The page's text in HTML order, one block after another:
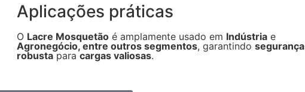
Aplicações práticas
O Lacre Mosquetão é amplamente usado em Indústria e
Agronegócio, entre outros segmentos, garantindo segurança
robustaparacargas valiosas.